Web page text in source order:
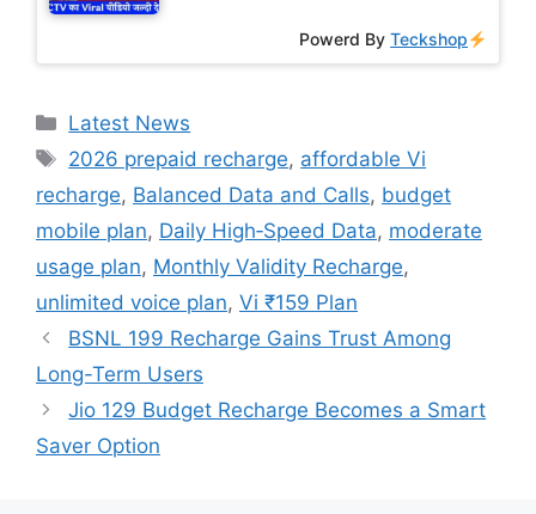
Powerd ByTeckshop
Categories
Latest News
Tags
2026 prepaid recharge, affordable Vi
recharge, Balanced Data and Calls, budget
mobile plan, Daily High‑Speed Data, moderate
usage plan, Monthly Validity Recharge,
unlimited voice plan, Vi ₹159 Plan
BSNL 199 Recharge Gains Trust Among
Long-Term Users
Jio 129 Budget Recharge Becomes a Smart
Saver Option